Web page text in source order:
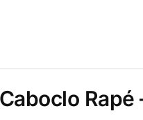
Rapé